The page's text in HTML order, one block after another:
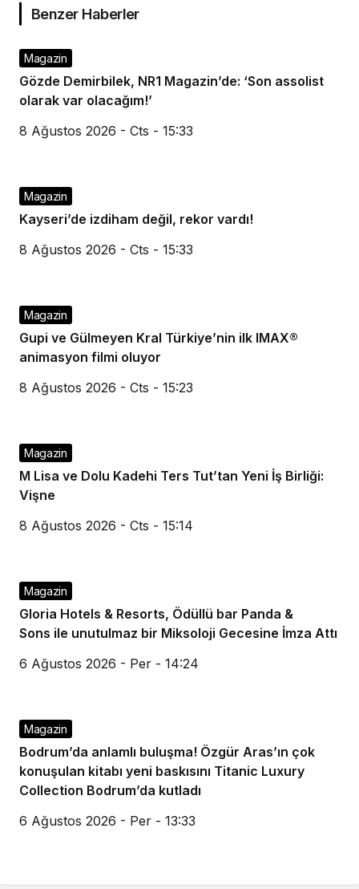
Benzer Haberler
Magazin
Gözde Demirbilek, NR1 Magazin’de: ‘Son assolist
olarak var olacağım!’
8 Ağustos 2026 - Cts - 15:33
Magazin
Kayseri’de izdiham değil, rekor vardı!
8 Ağustos 2026 - Cts - 15:33
Magazin
Gupi ve Gülmeyen Kral Türkiye’nin ilk IMAX®
animasyon filmi oluyor
8 Ağustos 2026 - Cts - 15:23
Magazin
M Lisa ve Dolu Kadehi Ters Tut’tan Yeni İş Birliği:
Vişne
8 Ağustos 2026 - Cts - 15:14
Magazin
Gloria Hotels & Resorts, Ödüllü bar Panda &
Sons ile unutulmaz bir Miksoloji Gecesine İmza Attı
6 Ağustos 2026 - Per - 14:24
Magazin
Bodrum’da anlamlı buluşma! Özgür Aras’ın çok
konuşulan kitabı yeni baskısını Titanic Luxury
Collection Bodrum’da kutladı
6 Ağustos 2026 - Per - 13:33